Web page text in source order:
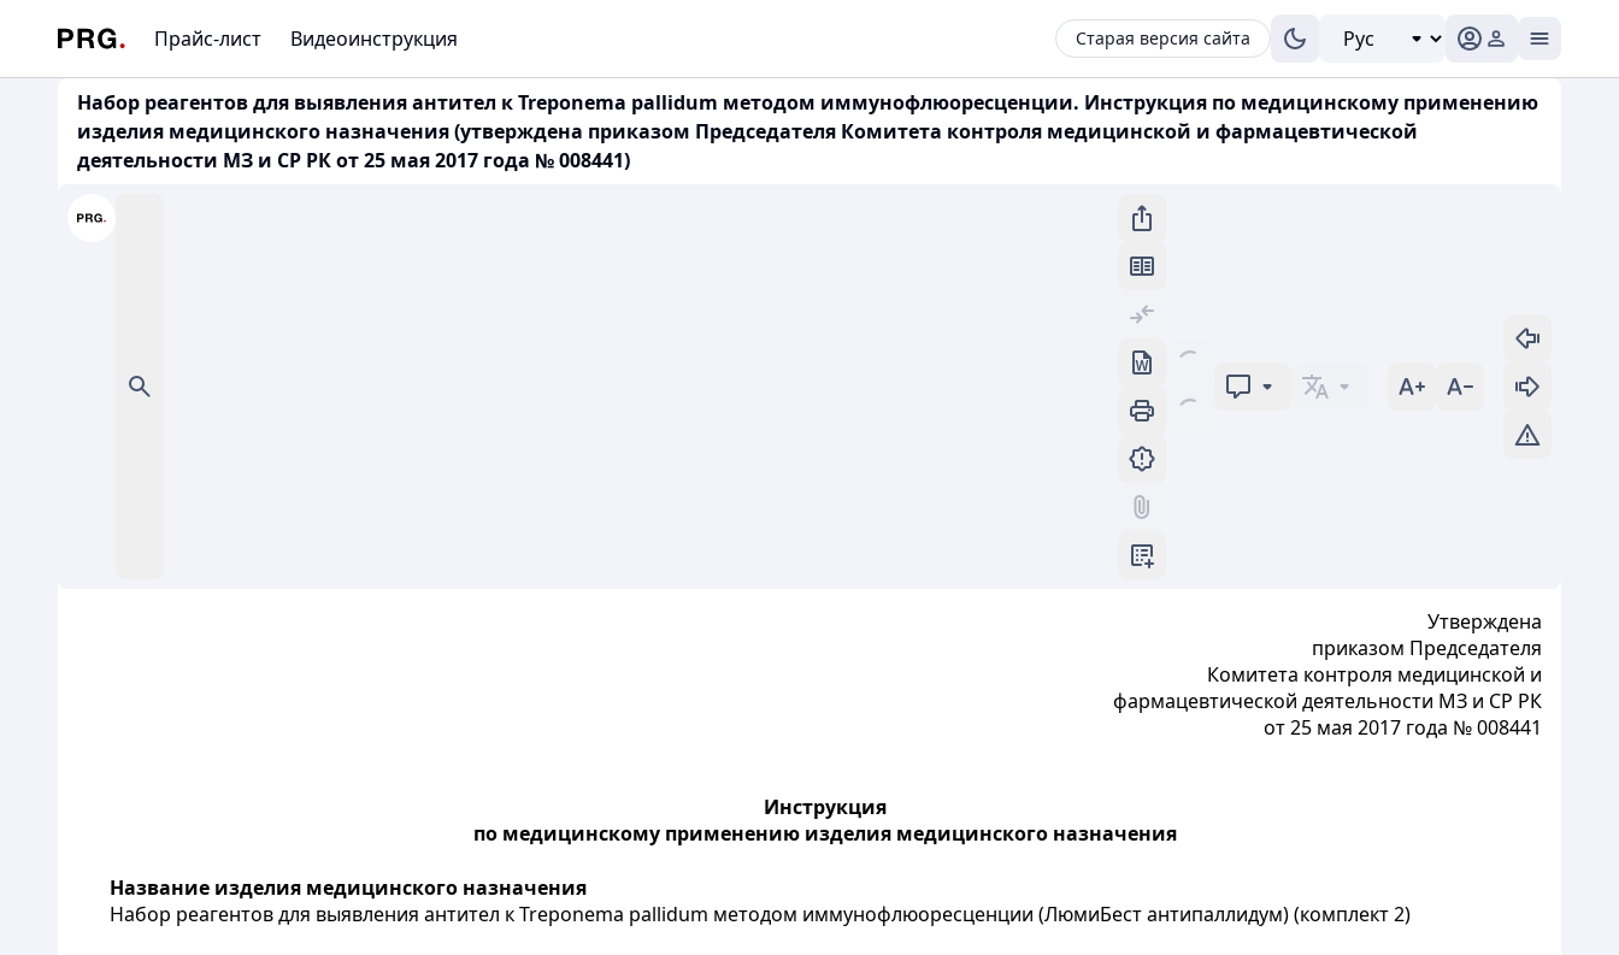
Прайс-лист Видеоинструкция Старая версия сайта
Набор реагентов для выявления антител к Treponema pallidum методом иммунофлюоресценции. Инструкция по медицинскому применению
изделия медицинского назначения (утверждена приказом Председателя Комитета контроля медицинской и фармацевтической
деятельности МЗ и СР РК от 25 мая 2017 года № 008441)
Утверждена
приказом Председателя
Комитета контроля медицинской и
фармацевтической деятельности МЗ и СР РК
от 25 мая 2017 года № 008441
Инструкция
по медицинскому применению изделия медицинского назначения
Название изделия медицинского назначения
Набор реагентов для выявления антител к Treponema pallidum методом иммунофлюоресценции (ЛюмиБест антипаллидум) (комплект 2)